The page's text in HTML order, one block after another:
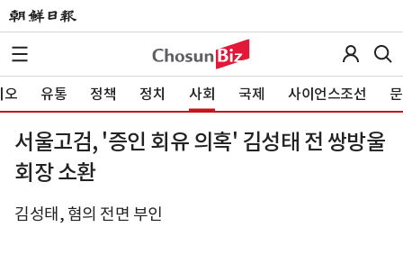
오 유통 정책 정치 사회 국제 사이언스조선
서울고검, '증인 회유 의혹' 김성태 전 쌍방울
회장 소환
김성태, 혐의 전면 부인